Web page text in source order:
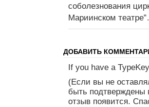
соболезнования
Мариинском
ДОБАВИТЬ
If you have a
(Если вы не
быть
отзыв появится.